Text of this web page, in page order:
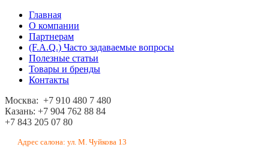
Главная
О компании
Партнерам
(F.A.Q.) Часто задаваемые вопросы
Полезные статьи
Товары и бренды
Контакты
Москва: +7 910 480 7 480
Казань: +7 904 762 88 84
+7 843 205 07 80
Адрес салона: ул. М. Чуйкова 13